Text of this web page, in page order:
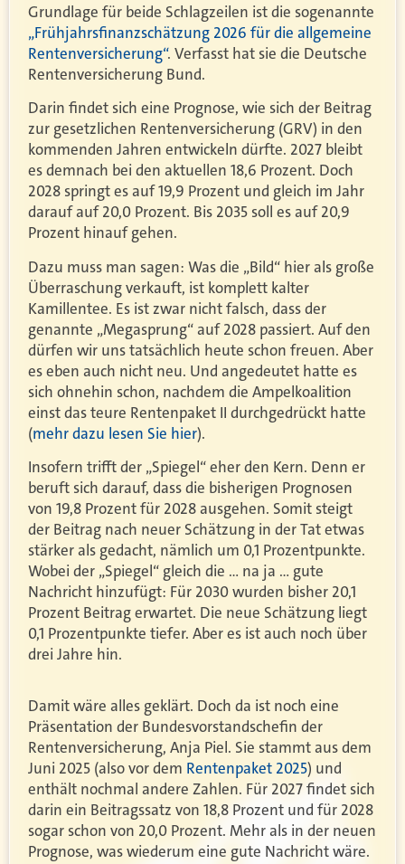
Grundlage für beide Schlagzeilen ist die sogenannte
„Frühjahrsfinanzschätzung 2026 für die allgemeine
Rentenversicherung“. Verfasst hat sie die Deutsche
Rentenversicherung Bund.
Darin findet sich eine Prognose, wie sich der Beitrag
zur gesetzlichen Rentenversicherung (GRV) in den
kommenden Jahren entwickeln dürfte. 2027 bleibt
es demnach bei den aktuellen 18,6 Prozent. Doch
2028 springt es auf 19,9 Prozent und gleich im Jahr
darauf auf 20,0 Prozent. Bis 2035 soll es auf 20,9
Prozent hinauf gehen.
Dazu muss man sagen: Was die „Bild“ hier als große
Überraschung verkauft, ist komplett kalter
Kamillentee. Es ist zwar nicht falsch, dass der
genannte „Megasprung“ auf 2028 passiert. Auf den
dürfen wir uns tatsächlich heute schon freuen. Aber
es eben auch nicht neu. Und angedeutet hatte es
sich ohnehin schon, nachdem die Ampelkoalition
einst das teure Rentenpaket II durchgedrückt hatte
(mehr dazu lesen Sie hier).
Insofern trifft der „Spiegel“ eher den Kern. Denn er
beruft sich darauf, dass die bisherigen Prognosen
von 19,8 Prozent für 2028 ausgehen. Somit steigt
der Beitrag nach neuer Schätzung in der Tat etwas
stärker als gedacht, nämlich um 0,1 Prozentpunkte.
Wobei der „Spiegel“ gleich die … na ja … gute
Nachricht hinzufügt: Für 2030 wurden bisher 20,1
Prozent Beitrag erwartet. Die neue Schätzung liegt
0,1 Prozentpunkte tiefer. Aber es ist auch noch über
drei Jahre hin.
Damit wäre alles geklärt. Doch da ist noch eine
Präsentation der Bundesvorstandschefin der
Rentenversicherung, Anja Piel. Sie stammt aus dem
Juni 2025 (also vor dem Rentenpaket 2025) und
enthält nochmal andere Zahlen. Für 2027 findet sich
darin ein Beitragssatz von 18,8 Prozent und für 2028
sogar schon von 20,0 Prozent. Mehr als in der neuen
Prognose, was wiederum eine gute Nachricht wäre.